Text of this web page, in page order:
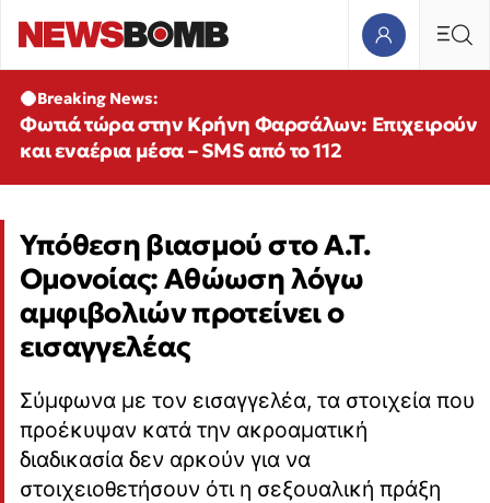
Breaking News:
Φωτιά τώρα στην Κρήνη Φαρσάλων: Επιχειρούν
και εναέρια μέσα – SMS από το 112
Υπόθεση βιασμού στο Α.Τ.
Ομονοίας: Αθώωση λόγω
αμφιβολιών προτείνει ο
εισαγγελέας
Σύμφωνα με τον εισαγγελέα, τα στοιχεία που
προέκυψαν κατά την ακροαματική
διαδικασία δεν αρκούν για να
στοιχειοθετήσουν ότι η σεξουαλική πράξη